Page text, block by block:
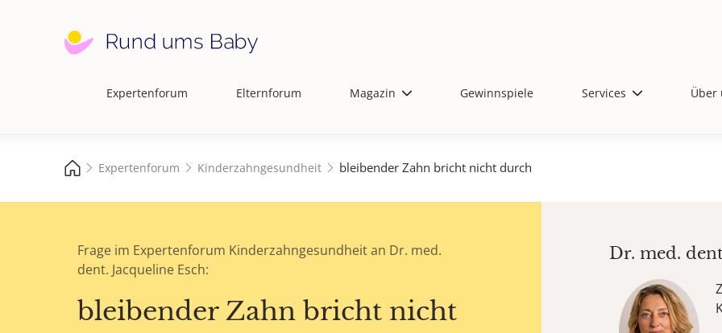
Hauptnavigation
Expertenforum Elternforum Magazin Gewinnspiele Services Über
Expertenforum Kinderzahngesundheit bleibender Zahn bricht nicht durch
Frage im Expertenforum Kinderzahngesundheit an Dr. med.
dent. Jacqueline Esch:
bleibender Zahn bricht nicht
Dr. med.